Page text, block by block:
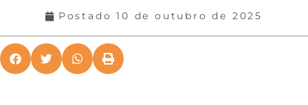
Postado 10 de outubro de 2025